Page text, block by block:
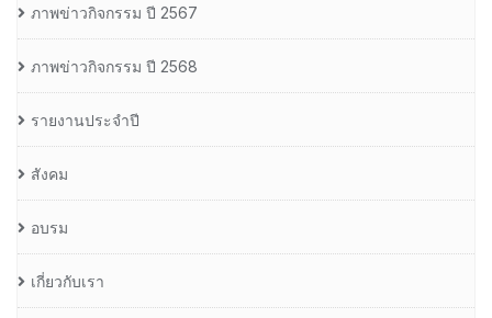
ภาพข่าวกิจกรรม ปี 2567
ภาพข่าวกิจกรรม ปี 2568
รายงานประจำปี
สังคม
อบรม
เกี่ยวกับเรา